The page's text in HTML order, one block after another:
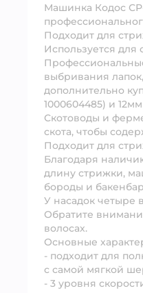
Машинка Кодос
Подходит для
Используется для
выбривания
дополнительно
1000604485) и
Скотоводы и
скота, чтобы
Подходит для
Благодаря
длину стрижки,
бороды и
У насадок четыре
Обратите
волосах.
Основные
- подходит для
с самой мягкой
- 3 уровня